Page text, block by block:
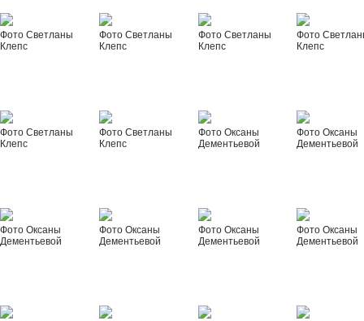
Фото Светланы
Клепс
Фото Светланы
Клепс
Фото Светланы
Клепс
Фото
Клепс
Фото Светланы
Клепс
Фото Светланы
Клепс
Фото Оксаны
Дементьевой
Фото Оксаны
Дементьевой
Фото Оксаны
Дементьевой
Фото Оксаны
Дементьевой
Фото Оксаны
Дементьевой
Фото Оксаны
Дементьевой